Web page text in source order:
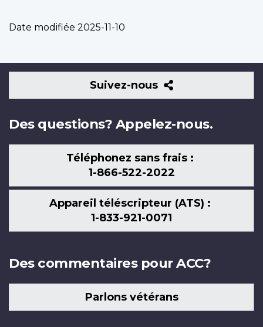
Date modifiée 2025-11-10
Suivez-nous
Suivez-
nous
Des questions? Appelez-nous.
Téléphonez sans frais :
1-866-522-2022
Appareil téléscripteur (ATS) :
1-833-921-0071
Des commentaires pour ACC?
Parlons vétérans